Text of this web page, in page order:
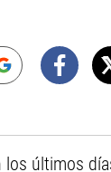
últimos